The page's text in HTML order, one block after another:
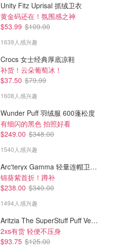
adidas Anthony Edwards 2 男童篮球鞋
$79.99 $130.00
Puma MB.05 MIST JR 男童运
动鞋
Champs Sports
Unity Fitz Uprisal 抓绒卫衣
黄金码还在！氛围感之神
$53.99 $109.00
1639人感兴趣
Crocs 女士经典厚底凉鞋
补货！云朵葡萄冰！
$37.50 $79.99
1608人感兴趣
Wunder Puff 羽绒服 600蓬松度
有细闪的黑色 拍照好看
$249.00 $348.00
1540人感兴趣
Arc'teryx Gamma 轻量连帽卫衣 女款
锦葵紫首折！蹲补
$238.00 $340.00
1494人感兴趣
Aritzia The SuperStuff Puff Vest 轻盈亮面马甲
2xs有货 轻便不压身
$93.75 $125.00